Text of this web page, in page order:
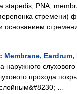
PNA;
основанием
Membrane,
наружного
прохода
…